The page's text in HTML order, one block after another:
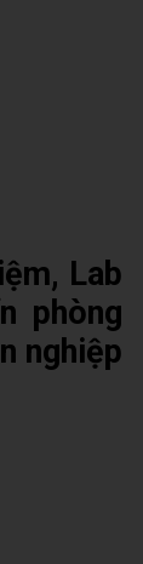
Lab
phòng
nghiệp